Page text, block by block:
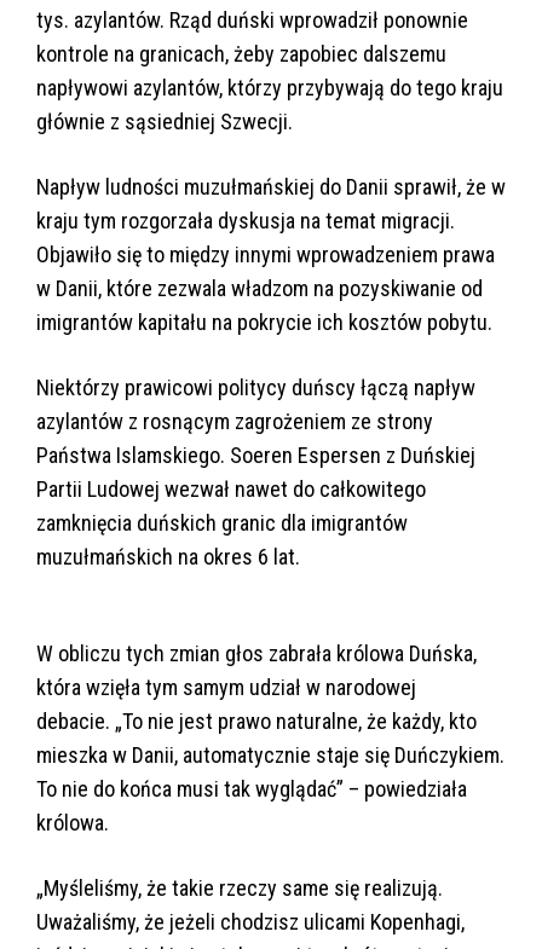
tys. azylantów. Rząd duński wprowadził ponownie
kontrole na granicach, żeby zapobiec dalszemu
napływowi azylantów, którzy przybywają do tego kraju
głównie z sąsiedniej Szwecji.
Napływ ludności muzułmańskiej do Danii sprawił, że w
kraju tym rozgorzała dyskusja na temat migracji.
Objawiło się to między innymi wprowadzeniem prawa
w Danii, które zezwala władzom na pozyskiwanie od
imigrantów kapitału na pokrycie ich kosztów pobytu.
Niektórzy prawicowi politycy duńscy łączą napływ
azylantów z rosnącym zagrożeniem ze strony
Państwa Islamskiego. Soeren Espersen z Duńskiej
Partii Ludowej wezwał nawet do całkowitego
zamknięcia duńskich granic dla imigrantów
muzułmańskich na okres 6 lat.
W obliczu tych zmian głos zabrała królowa Duńska,
która wzięła tym samym udział w narodowej
debacie. „To nie jest prawo naturalne, że każdy, kto
mieszka w Danii, automatycznie staje się Duńczykiem.
To nie do końca musi tak wyglądać” – powiedziała
królowa.
„Myśleliśmy, że takie rzeczy same się realizują.
Uważaliśmy, że jeżeli chodzisz ulicami Kopenhagi,